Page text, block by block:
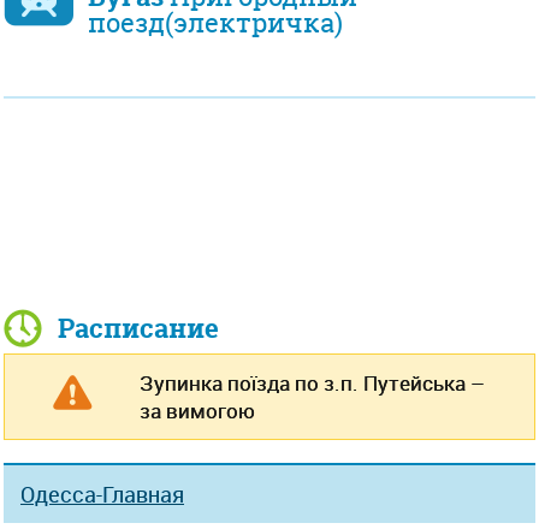
поезд(электричка)
Расписание
Зупинка поїзда по з.п. Путейська –
за вимогою
Одесса-Главная